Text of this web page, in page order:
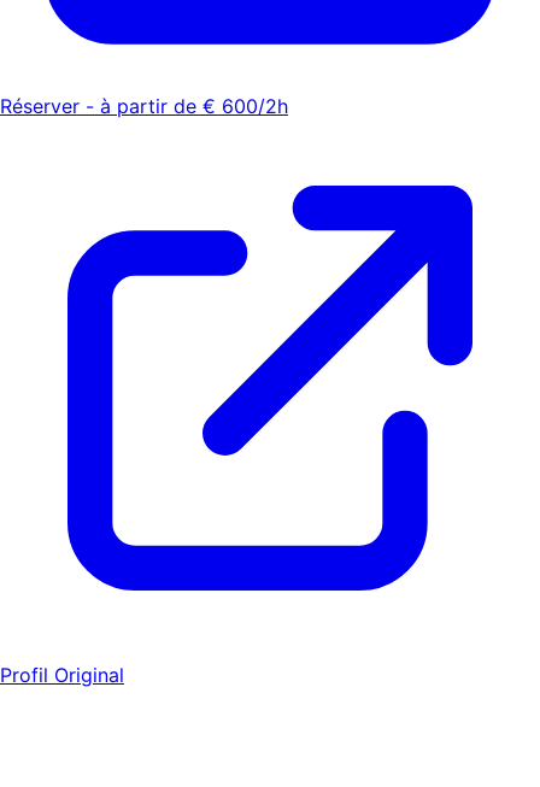
Réserver - à partir de € 600/2h
Profil Original